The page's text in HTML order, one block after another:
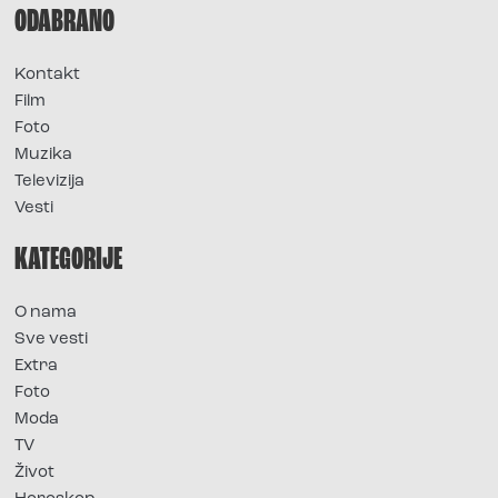
ODABRANO
Kontakt
Film
Foto
Muzika
Televizija
Vesti
KATEGORIJE
O nama
Sve vesti
Extra
Foto
Moda
TV
Život